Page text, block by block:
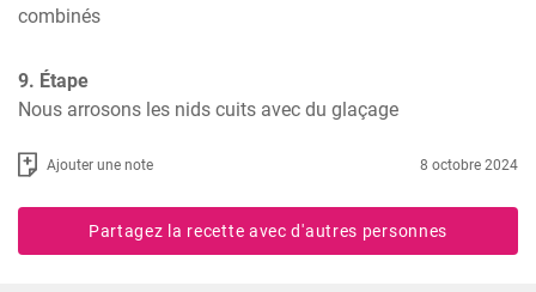
combinés
9. Étape
Nous arrosons les nids cuits avec du glaçage
Ajouter une note 8 octobre 2024
Partagez la recette avec d'autres personnes